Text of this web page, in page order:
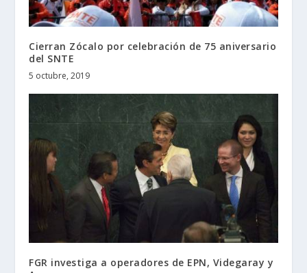
Cierran Zócalo por celebración de 75 aniversario
del SNTE
5 octubre, 2019
FGR investiga a operadores de EPN, Videgaray y